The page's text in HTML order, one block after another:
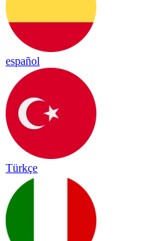
español
Türkçe